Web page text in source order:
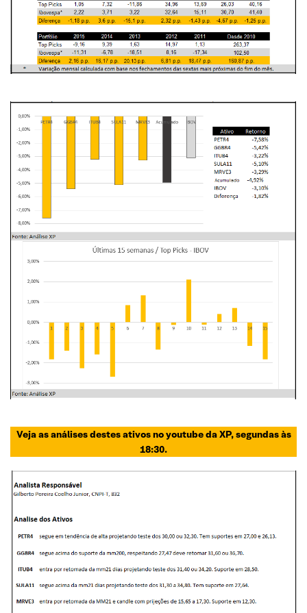
Veja as análises destes ativos no youtube da XP, segundas às
18:30.